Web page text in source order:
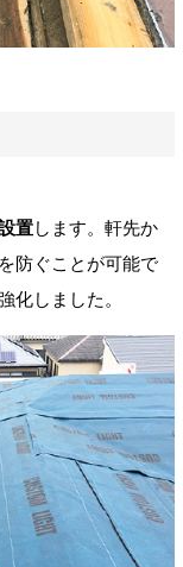
置します。軒先か
防ぐことが可能で
化しました。